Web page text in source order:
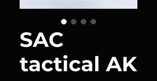
SAC
tactical AK